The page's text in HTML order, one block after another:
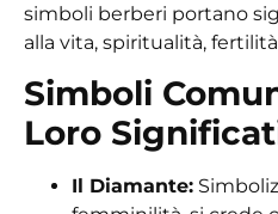
simboli berberi portano
alla vita, spiritualità,
Simboli
Loro
Il Diamante: